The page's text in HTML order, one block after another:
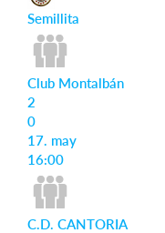
Semillita
Club Montalbán
2
0
17. may
16:00
C.D. CANTORIA